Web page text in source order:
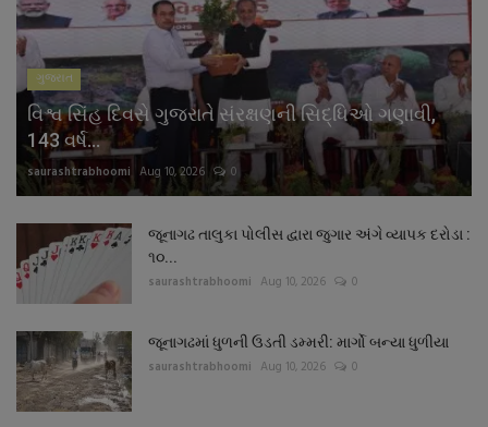
ગુજરાત
વિશ્વ સિંહ દિવસે ગુજરાતે સંરક્ષણની સિદ્ધિઓ ગણાવી,
143 વર્ષ...
saurashtrabhoomi Aug 10, 2026 0
જૂનાગઢ તાલુકા પોલીસ દ્વારા જુગાર અંગે વ્યાપક દરોડા :
૧૦...
saurashtrabhoomi Aug 10, 2026 0
જૂનાગઢમાં ધુળની ઉડતી ડમ્મરી: માર્ગો બન્યા ધુળીયા
saurashtrabhoomi Aug 10, 2026 0